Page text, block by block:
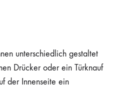
unterschiedlich gestaltet
Drücker oder ein Türknauf
der Innenseite ein